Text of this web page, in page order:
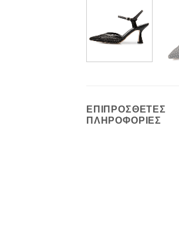
ΕΠΙΠΡΌΣΘΕΤΕΣ
ΠΛΗΡΟΦΟΡΊΕΣ